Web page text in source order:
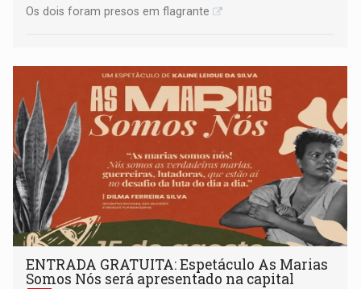
Os dois foram presos em flagrante
ENTRADA GRATUITA: Espetáculo As Marias
Somos Nós será apresentado na capital